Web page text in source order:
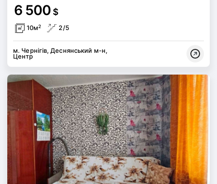
6 500 $
10м2 2/5
м. Чернігів, Деснянський м-н,
Центр